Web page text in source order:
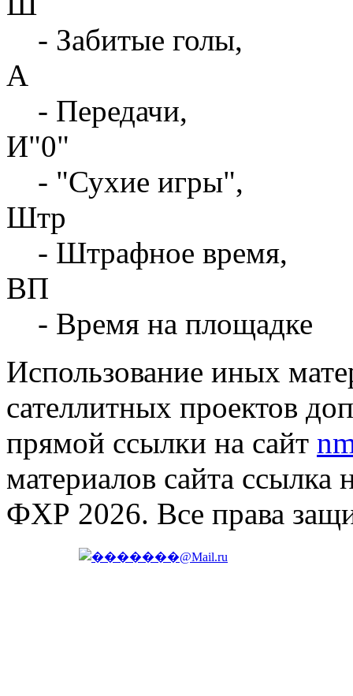
- Забитые голы,
А
- Передачи,
И"0"
- "Сухие игры",
Штр
- Штрафное время,
ВП
- Время на площадке
Использование иных
сателлитных проектов
прямой ссылки на сайт
материалов сайта ссылка
ФХР 2026. Все права